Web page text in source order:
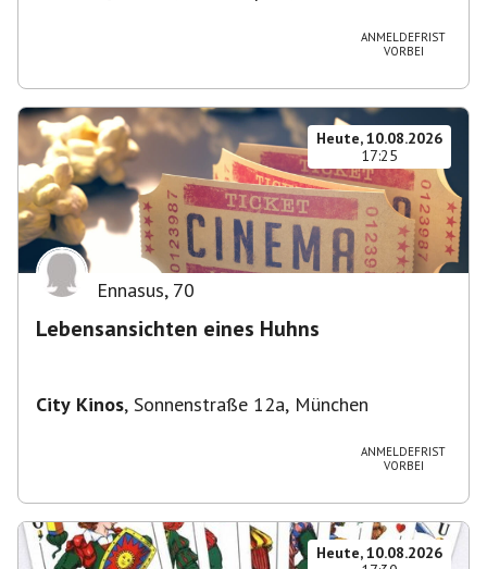
ANMELDEFRIST
VORBEI
Heute, 10.08.2026
17:25
Ennasus, 70
Lebensansichten eines Huhns
City Kinos, Sonnenstraße 12a, München
ANMELDEFRIST
VORBEI
Heute, 10.08.2026